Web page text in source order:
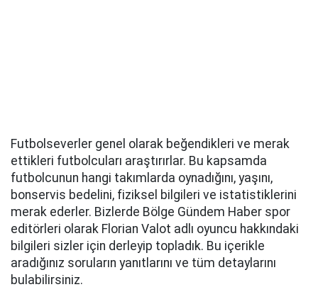
Futbolseverler genel olarak beğendikleri ve merak
ettikleri futbolcuları araştırırlar. Bu kapsamda
futbolcunun hangi takımlarda oynadığını, yaşını,
bonservis bedelini, fiziksel bilgileri ve istatistiklerini
merak ederler. Bizlerde Bölge Gündem Haber spor
editörleri olarak Florian Valot adlı oyuncu hakkındaki
bilgileri sizler için derleyip topladık. Bu içerikle
aradığınız soruların yanıtlarını ve tüm detaylarını
bulabilirsiniz.